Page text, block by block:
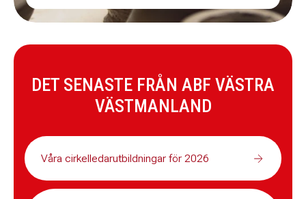
DET SENASTE FRÅN ABF VÄSTRA
VÄSTMANLAND
Våra cirkelledarutbildningar för 2026